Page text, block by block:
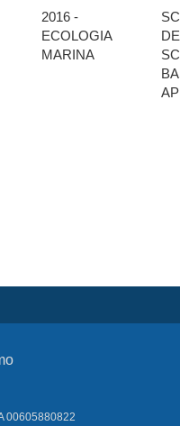
2016 -
ECOLOGIA
MARINA
00605880822